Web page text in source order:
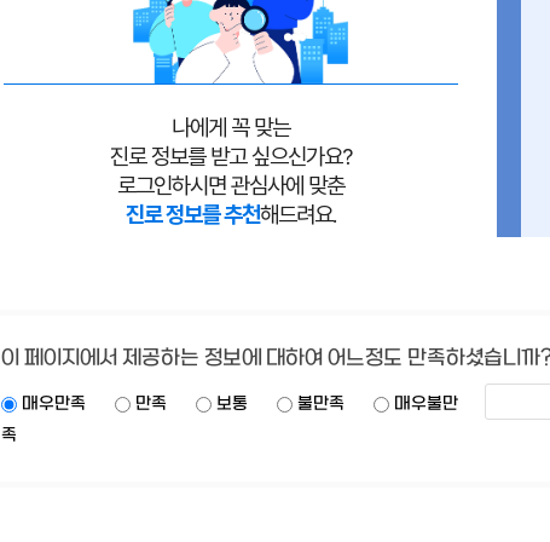
이 페이지에서 제공하는 정보에 대하여 어느정도 만족하셨습니까
매우만족 만족 보통 불만족
매우불만
족